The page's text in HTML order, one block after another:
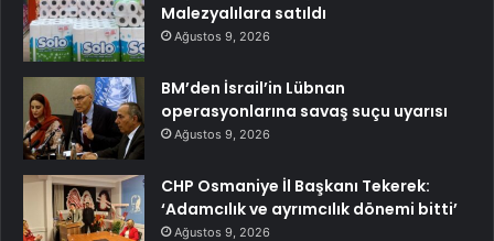
Malezyalılara satıldı
Ağustos 9, 2026
BM’den İsrail’in Lübnan
operasyonlarına savaş suçu uyarısı
Ağustos 9, 2026
CHP Osmaniye İl Başkanı Tekerek:
‘Adamcılık ve ayrımcılık dönemi bitti’
Ağustos 9, 2026